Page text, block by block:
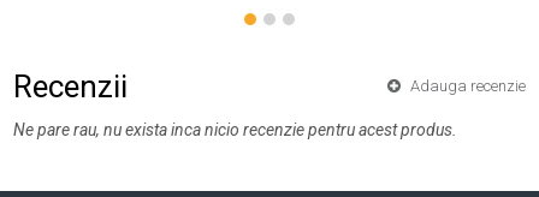
Recenzii Adauga recenzie
Ne pare rau, nu exista inca nicio recenzie pentru acest produs.